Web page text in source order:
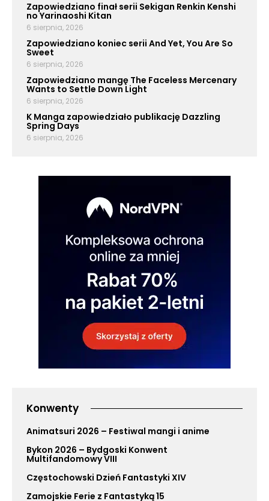
Zapowiedziano finał serii Sekigan Renkin Kenshi
no Yarinaoshi Kitan
6 sierpnia, 2026
Zapowiedziano koniec serii And Yet, You Are So
Sweet
6 sierpnia, 2026
Zapowiedziano mangę The Faceless Mercenary
Wants to Settle Down Light
6 sierpnia, 2026
K Manga zapowiedziało publikację Dazzling
Spring Days
6 sierpnia, 2026
Konwenty
Animatsuri 2026 – Festiwal mangi i anime
Bykon 2026 – Bydgoski Konwent
Multifandomowy VIII
Częstochowski Dzień Fantastyki XIV
Zamojskie Ferie z Fantastyką 15